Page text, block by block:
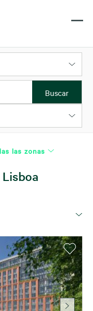
Buscar
las zonas